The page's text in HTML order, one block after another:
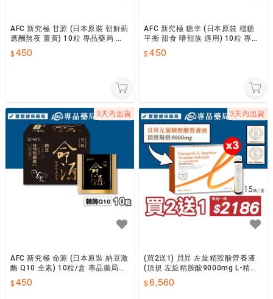
AFC 新究極 甘源 (日本原裝 朝鮮薊
應酬熬夜 薑黃) 10粒 專品藥局 【2
034185】
450
AFC 新究極 糖幸 (日本原裝 穩糖
平衡 甜食 嗜甜族 適用) 10粒 專品
藥局 【2034186】
450
AFC 新究極 命源 (日本原裝 納豆激
酶 Q10 全素) 10粒/盒 專品藥局
【2034184】
450
(買2送1) 貝昇 左旋精胺酸營養液
(頂規 左旋精胺酸9000mg L-精胺
酸) 30ml 15入/盒x2 專品藥局
6,560